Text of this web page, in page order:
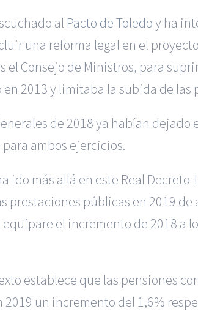
al Pacto de Toledoy ha
una reforma legal en el
el Consejo de Ministros, para
2013 y limitaba la subida de
de 2018 ya habían
ambos ejercicios.
ido más allá en este Real
prestaciones públicas en 2019
el incremento de 2018 a
establece que las pensiones
2019 un incremento del 1,6%